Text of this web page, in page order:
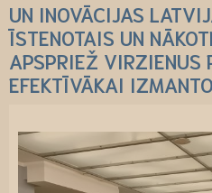
UN INOVĀCIJAS
ĪSTENOTAIS UN
APSPRIEŽ VIRZIENUS
EFEKTĪVĀKAI